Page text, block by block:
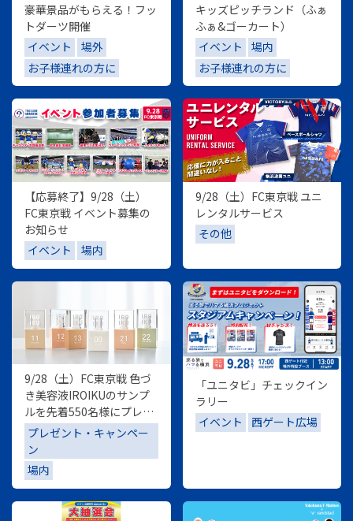
豪華景品がもらえる！フッ
トダーツ開催
イベント
場外
お子様連れの方に
キッズピッチランド（ふぁ
ふぁ&ゴーカート）
イベント
場内
お子様連れの方に
【応募終了】9/28（土）
FC東京戦 イベント募集の
お知らせ
イベント
場内
9/28（土）FC東京戦 ユニ
レンタルサービス
その他
9/28（土）FC東京戦 色づ
き美容液IROIKUのサンプ
ルを先着550名様にプレゼ
ント！
プレゼント・キャンペー
ン
場内
「ユニタビ」チェックイン
ラリー
イベント
西ゲート広場